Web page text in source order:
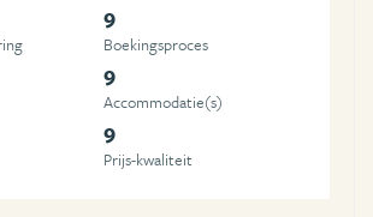
9
Boekingsproces
9
Accommodatie(s)
9
Prijs-kwaliteit